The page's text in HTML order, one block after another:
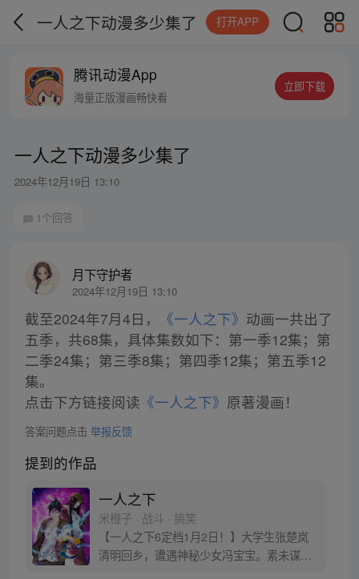
一人之下动漫多少集了 打开APP
腾讯动漫App
海量正版漫画畅快看
立即下载
一人之下动漫多少集了
2024年12月19日 13:10
1个回答
月下守护者
2024年12月19日 13:10
截至2024年7月4日， 《一人之下》 动画一共出了
五季，共68集，具体集数如下：第一季12集；第
二季24集；第三季8集；第四季12集；第五季12
集。
点击下方链接阅读 《一人之下》 原著漫画！
答案问题点击 举报反馈
提到的作品
一人之下
米橙子 · 战斗 · 搞笑
【一人之下6定档1月2日！】大学生张楚岚
清明回乡，遭遇神秘少女冯宝宝。素未谋面